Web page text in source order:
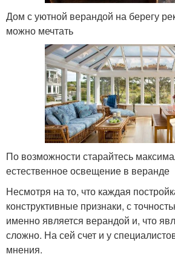
Дом с уютной верандой на берегу
можно мечтать
По возможности старайтесь
естественное освещение в веранде
Несмотря на то, что каждая
конструктивные признаки, с
именно является верандой и, что
сложно. На сей счет и у
мнения.